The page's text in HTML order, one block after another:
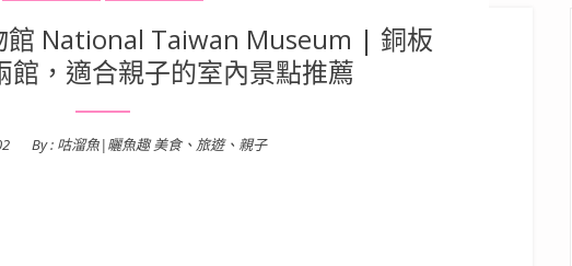
館 National Taiwan Museum | 銅板
館，適合親子的室內景點推薦
By : 咕溜魚|曬魚趣 美食、旅遊、親子